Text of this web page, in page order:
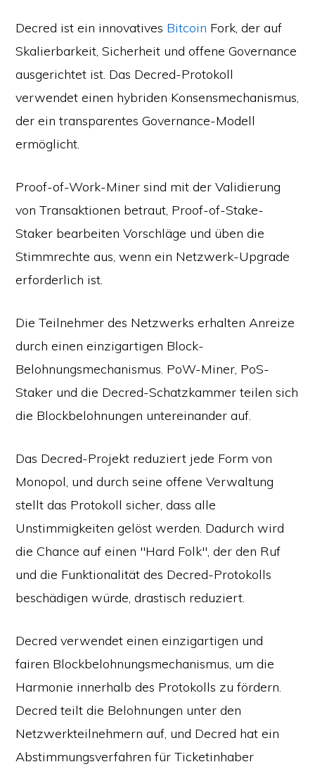
Decred ist ein innovatives Bitcoin Fork, der auf
Skalierbarkeit, Sicherheit und offene Governance
ausgerichtet ist. Das Decred-Protokoll
verwendet einen hybriden Konsensmechanismus,
der ein transparentes Governance-Modell
ermöglicht.
Proof-of-Work-Miner sind mit der Validierung
von Transaktionen betraut, Proof-of-Stake-
Staker bearbeiten Vorschläge und üben die
Stimmrechte aus, wenn ein Netzwerk-Upgrade
erforderlich ist.
Die Teilnehmer des Netzwerks erhalten Anreize
durch einen einzigartigen Block-
Belohnungsmechanismus. PoW-Miner, PoS-
Staker und die Decred-Schatzkammer teilen sich
die Blockbelohnungen untereinander auf.
Das Decred-Projekt reduziert jede Form von
Monopol, und durch seine offene Verwaltung
stellt das Protokoll sicher, dass alle
Unstimmigkeiten gelöst werden. Dadurch wird
die Chance auf einen "Hard Folk", der den Ruf
und die Funktionalität des Decred-Protokolls
beschädigen würde, drastisch reduziert.
Decred verwendet einen einzigartigen und
fairen Blockbelohnungsmechanismus, um die
Harmonie innerhalb des Protokolls zu fördern.
Decred teilt die Belohnungen unter den
Netzwerkteilnehmern auf, und Decred hat ein
Abstimmungsverfahren für Ticketinhaber